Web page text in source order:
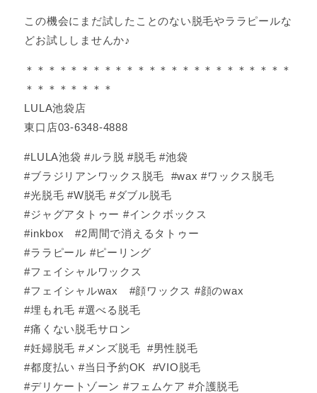
この機会にまだ試したことのない脱毛やララピールな
どお試ししませんか♪
＊＊＊＊＊＊＊＊＊＊＊＊＊＊＊＊＊＊＊＊＊＊＊＊
＊＊＊＊＊＊＊＊
LULA池袋店
東口店03-6348-4888
#LULA池袋 #ルラ脱 #脱毛 #池袋
#ブラジリアンワックス脱毛 #wax #ワックス脱毛
#光脱毛 #W脱毛 #ダブル脱毛
#ジャグアタトゥー #インクボックス
#inkbox #2周間で消えるタトゥー
#ララピール #ピーリング
#フェイシャルワックス
#フェイシャルwax #顔ワックス #顔のwax
#埋もれ毛 #選べる脱毛
#痛くない脱毛サロン
#妊婦脱毛 #メンズ脱毛 #男性脱毛
#都度払い #当日予約OK #VIO脱毛
#デリケートゾーン #フェムケア #介護脱毛